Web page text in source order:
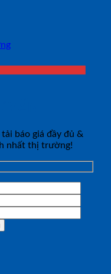
báo giá đầy đủ &
nhất thị trường!